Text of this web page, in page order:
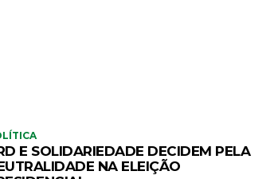
E SOLIDARIEDADE DECIDEM PELA
NA ELEIÇÃO